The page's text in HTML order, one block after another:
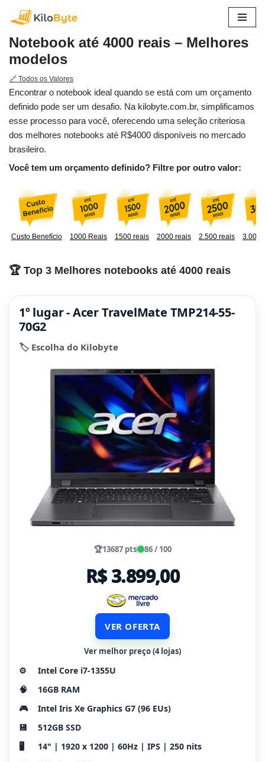
para
o
conteúdo
Notebook até 4000 reais – Melhores
modelos
🔗 Todos os Valores
Encontrar o notebook ideal quando se está com um orçamento
definido pode ser um desafio. Na kilobyte.com.br, simplificamos
esse processo para você, oferecendo uma seleção criteriosa
dos melhores notebooks até R$4000 disponíveis no mercado
brasileiro.
Você tem um orçamento definido? Filtre por outro valor:
Custo Benefício 1000 Reais 1500 reais 2000 reais 2.500 reais 3.000
🏆 Top 3 Melhores notebooks até 4000 reais
1º lugar - Acer TravelMate TMP214-55-
70G2
🏷️ Escolha do Kilobyte
🏆13687 pts 86 / 100
R$ 3.899,00
VER OFERTA
Ver melhor preço (4 lojas)
⚙️
Intel Core i7-1355U
🧠
16GB RAM
🎮
Intel Iris Xe Graphics G7 (96 EUs)
💾
512GB SSD
🖥️
14" | 1920 x 1200 | 60Hz | IPS | 250 nits